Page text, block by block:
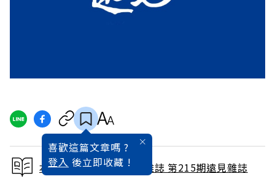
喜歡這篇文章嗎 ?
登入 後立即收藏 !
本文出自 2004 / 5月號雜誌 第215期遠見雜誌